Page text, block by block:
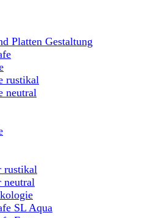
Platten Gestaltung
rustikal
neutral
rustikal
neutral
SL Aqua